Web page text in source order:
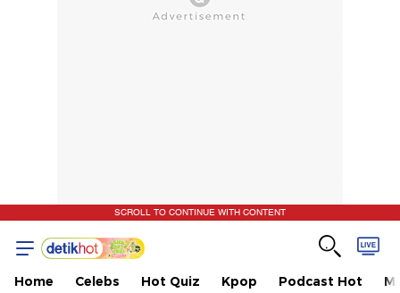
SCROLL TO CONTINUE WITH CONTENT
Home Celebs Hot Quiz Kpop Podcast Hot